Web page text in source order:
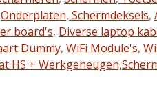
Onderplaten, Schermdeksels,
board's, Diverse laptop
Dummy, WiFi Module's,
HS + Werkgeheugen,